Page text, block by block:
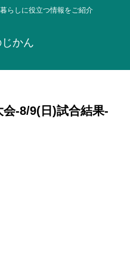
らしに役立つ情報をご紹介
かん
-8/9(日)試合結果-